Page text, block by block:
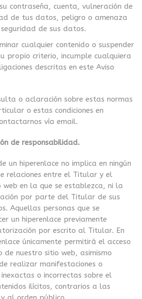
contraseña, cuenta, vulneración de
de tus datos, peligro o amenaza
de sus datos.
cualquier contenido o suspender
propio criterio, incumple cualquiera
descritas en este Aviso
o aclaración sobre estas normas
o estas condiciones en
vía email.
de responsabilidad.
un hiperenlace no implica en ningún
relaciones entre el Titular y el
en la que se establezca, ni la
por parte del Titular de sus
Aquellas personas que se
un hiperenlace previamente
por escrito al Titular. En
únicamente permitirá el acceso
de nuestro sitio web, asimismo
realizar manifestaciones o
o incorrectas sobre el
ilícitos, contrarios a las